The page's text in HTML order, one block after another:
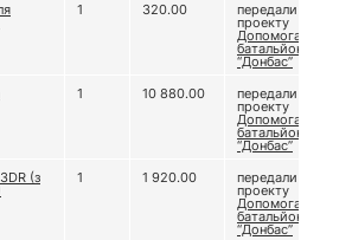
1 320.00 передали
проекту
Допомога
батальйону
“Донбас”
1 10 880.00 передали
проекту
Допомога
батальйону
“Донбас”
(з 1 1 920.00 передали
проекту
Допомога
батальйону
“Донбас”